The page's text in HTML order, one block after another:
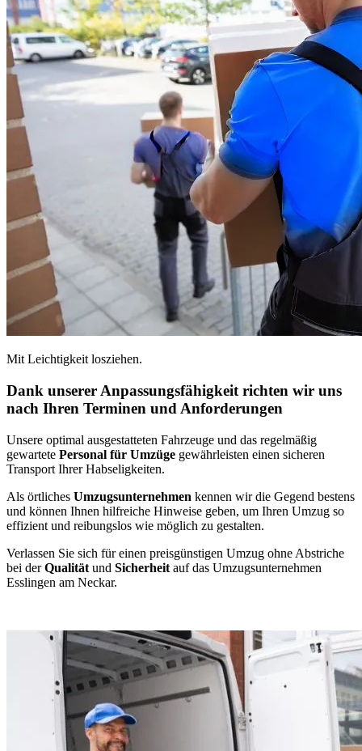
Mit Leichtigkeit losziehen.
Dank unserer Anpassungsfähigkeit richten wir uns
nach Ihren Terminen und Anforderungen
Unsere optimal ausgestatteten Fahrzeuge und das regelmäßig
gewartete Personal für Umzüge gewährleisten einen sicheren
Transport Ihrer Habseligkeiten.
Als örtliches Umzugsunternehmen kennen wir die Gegend bestens
und können Ihnen hilfreiche Hinweise geben, um Ihren Umzug so
effizient und reibungslos wie möglich zu gestalten.
Verlassen Sie sich für einen preisgünstigen Umzug ohne Abstriche
bei derQualität und Sicherheit auf das Umzugsunternehmen
Esslingen am Neckar.